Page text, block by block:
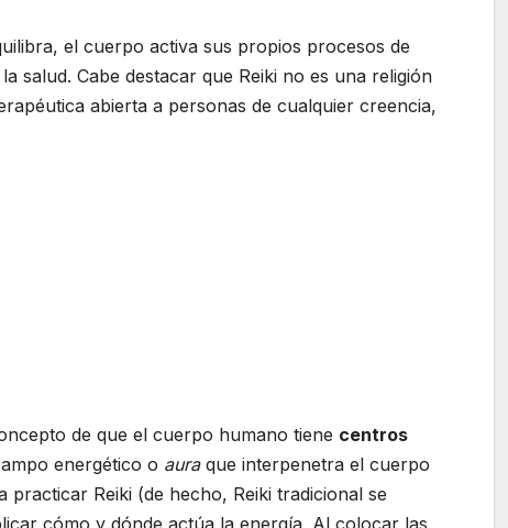
el cuerpo activa sus propios procesos de
salud. Cabe destacar que Reiki no es una religión
abierta a personas de cualquier creencia,
de que el cuerpo humano tiene centros
energético o auraque interpenetra el cuerpo
Reiki (de hecho, Reiki tradicional se